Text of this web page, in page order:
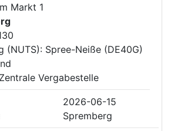
Markt 1
(NUTS): Spree-Neiße (DE40G)
Vergabestelle
2026-06-15
Spremberg